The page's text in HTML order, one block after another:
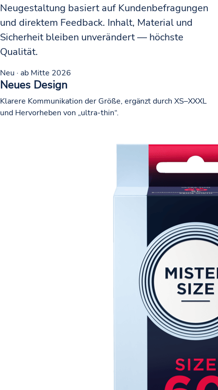
Neugestaltung basiert auf Kundenbefragungen
und direktem Feedback. Inhalt, Material und
Sicherheit bleiben unverändert — höchste
Qualität.
Neu · ab Mitte 2026
Neues Design
Klarere Kommunikation der Größe, ergänzt durch XS–XXXL
und Hervorheben von „ultra-thin“.